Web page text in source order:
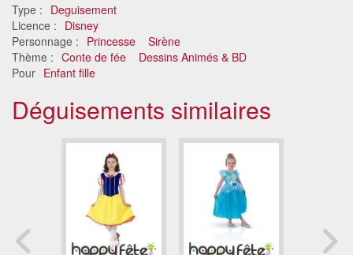
Type : Deguisement
Licence : Disney
Personnage : Princesse
Sirène
Thème : Conte de fée
Dessins Animés & BD
Pour Enfant fille
Déguisements similaires